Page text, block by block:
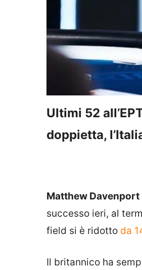
Ultimi 52
doppietta,
Matthew Davenport
successo ieri, al
field si è ridotto da
Il britannico ha